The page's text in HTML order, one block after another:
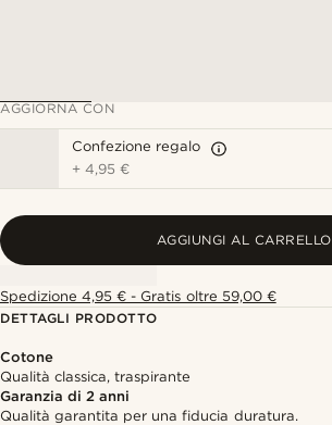
AGGIORNA CON
Confezione regalo
+4,95 €
AGGIUNGI AL CARRELLO
Spedizione 4,95 € - Gratis oltre 59,00 €
DETTAGLI PRODOTTO
Cotone
Qualità classica, traspirante
Garanzia di 2 anni
Qualità garantita per una fiducia duratura.